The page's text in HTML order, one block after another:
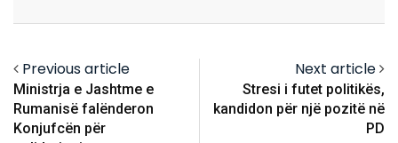
Previous article
Ministrja e Jashtme e
Rumanisë falënderon
Konjufcën për
Next article
Stresi i futet politikës,
kandidon për një pozitë në
PD